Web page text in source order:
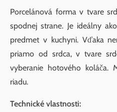
Porcelánová forma v tvare
spodnej strane. Je ideálny
predmet v kuchyni. Vďaka
priamo od srdca, v tvare
vyberanie hotového koláča.
riadu.
Technické vlastnosti: